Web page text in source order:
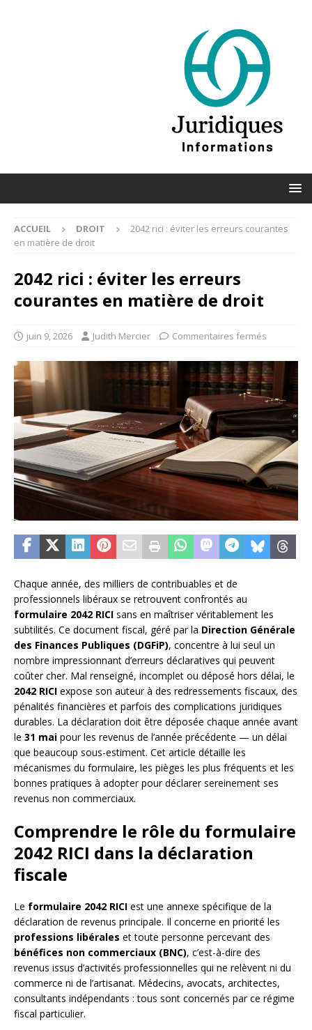
ACCUEIL DROIT
2042 rici : éviter les erreurs courantes
en matière de droit
2042 rici : éviter les erreurs
courantes en matière de droit
juin 9, 2026 Judith Mercier Commentaires fermés
Chaque année, des milliers de contribuables et de
professionnels libéraux se retrouvent confrontés au
formulaire 2042 RICI sans en maîtriser véritablement les
subtilités. Ce document fiscal, géré par la Direction Générale
des Finances Publiques (DGFiP), concentre à lui seul un
nombre impressionnant d’erreurs déclaratives qui peuvent
coûter cher. Mal renseigné, incomplet ou déposé hors délai, le
2042 RICI expose son auteur à des redressements fiscaux, des
pénalités financières et parfois des complications juridiques
durables. La déclaration doit être déposée chaque année avant
le 31 mai pour les revenus de l’année précédente — un délai
que beaucoup sous-estiment. Cet article détaille les
mécanismes du formulaire, les pièges les plus fréquents et les
bonnes pratiques à adopter pour déclarer sereinement ses
revenus non commerciaux.
Comprendre le rôle du formulaire
2042 RICI dans la déclaration
fiscale
Le formulaire 2042 RICI est une annexe spécifique de la
déclaration de revenus principale. Il concerne en priorité les
professions libérales et toute personne percevant des
bénéfices non commerciaux (BNC), c’est-à-dire des
revenus issus d’activités professionnelles qui ne relèvent ni du
commerce ni de l’artisanat. Médecins, avocats, architectes,
consultants indépendants : tous sont concernés par ce régime
fiscal particulier.